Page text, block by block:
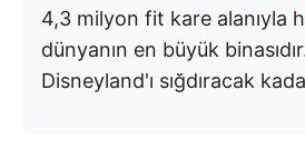
4,3 milyon fit kare alanıyla
dünyanın en büyük
Disneyland'ı sığdıracak